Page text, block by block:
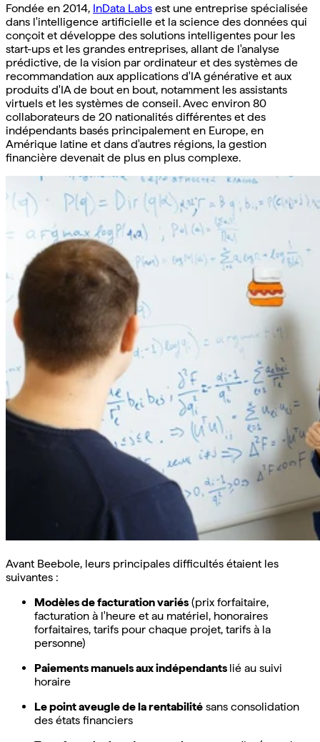
Fondée en 2014, InData Labs est une entreprise spécialisée
dans l'intelligence artificielle et la science des données qui
conçoit et développe des solutions intelligentes pour les
start-ups et les grandes entreprises, allant de l'analyse
prédictive, de la vision par ordinateur et des systèmes de
recommandation aux applications d'IA générative et aux
produits d'IA de bout en bout, notamment les assistants
virtuels et les systèmes de conseil. Avec environ 80
collaborateurs de 20 nationalités différentes et des
indépendants basés principalement en Europe, en
Amérique latine et dans d'autres régions, la gestion
financière devenait de plus en plus complexe.
Avant Beebole, leurs principales difficultés étaient les
suivantes :
Modèles de facturation variés (prix forfaitaire,
facturation à l'heure et au matériel, honoraires
forfaitaires, tarifs pour chaque projet, tarifs à la
personne)
Paiements manuels aux indépendants lié au suivi
horaire
Le point aveugle de la rentabilité sans consolidation
des états financiers